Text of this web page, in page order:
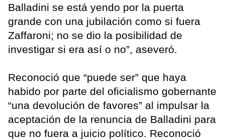
Balladini se está yendo por la puerta
grande con una jubilación como si fuera
Zaffaroni; no se dio la posibilidad de
investigar si era así o no”, aseveró.
Reconoció que “puede ser” que haya
habido por parte del oficialismo gobernante
“una devolución de favores” al impulsar la
aceptación de la renuncia de Balladini para
que no fuera a juicio político. Reconoció